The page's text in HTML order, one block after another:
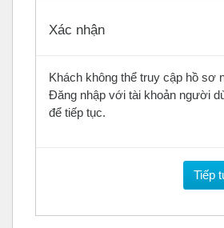
Xác nhận
Khách không thể truy cập hồ sơ
Đăng nhập với tài khoản người
để tiếp tục.
Tiếp